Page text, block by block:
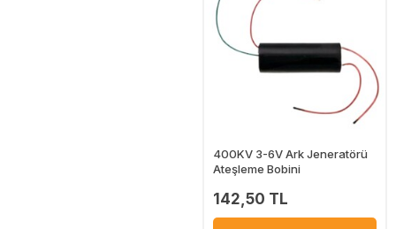
400KV 3-6V Ark Jeneratörü
Ateşleme Bobini
142,50 TL